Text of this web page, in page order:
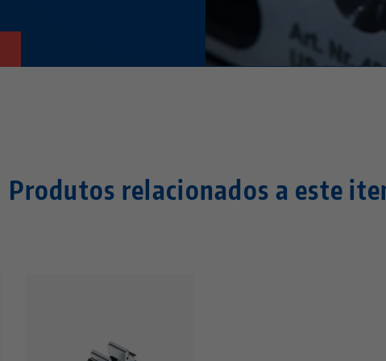
Produtos relacionados a este